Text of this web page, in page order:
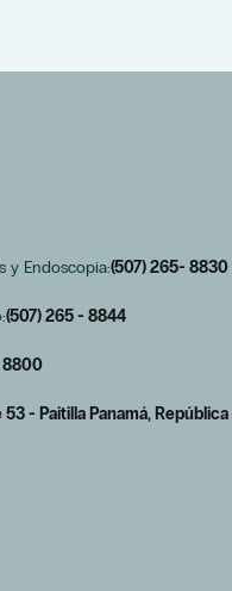
y Endoscopia:(507) 265- 8830
(507) 265 - 8844
8800
53 - Paitilla Panamá,